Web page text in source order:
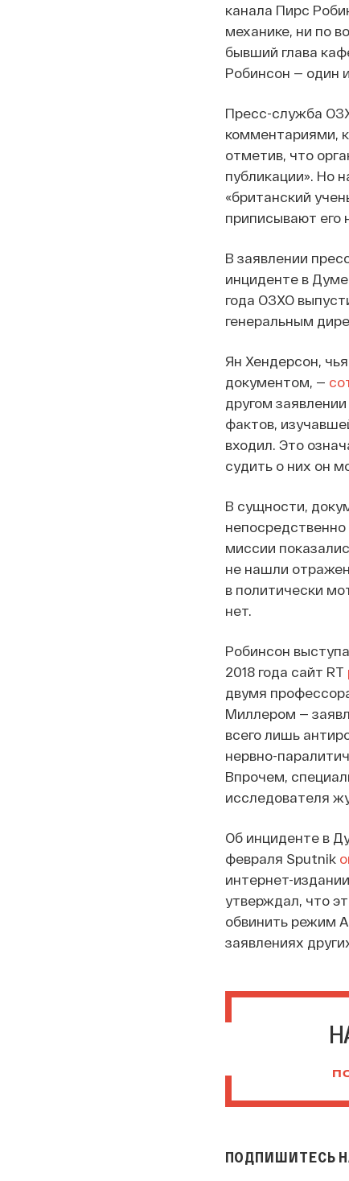
канала Пирс
механике, ни по
бывший глава
Робинсон — один
Пресс-служба
комментариями,
отметив, что
публикации». Но
«британский
приписывают его
В заявлении
инциденте в
года ОЗХО
генеральным
Ян Хендерсон,
документом, —
другом
фактов,
входил. Это
судить о них он
В сущности,
миссии
не нашли
в политически
нет.
Робинсон
2018 года сайт RT
двумя
Миллером —
всего лишь
нервно-
Впрочем,
исследователя
Об инциденте в
февраля Sputnik
интернет-
утверждал, что
обвинить режим
заявлениях
ПОДПИШИТЕСЬ